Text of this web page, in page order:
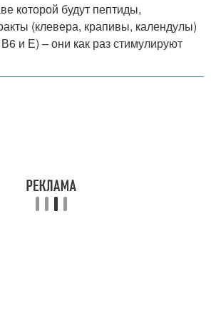
которой будут пептиды,
(клевера, крапивы, календулы)
и Е) – они как раз стимулируют